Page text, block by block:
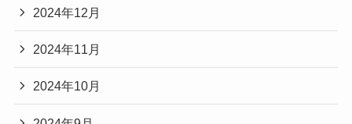
2024年12月
2024年11月
2024年10月